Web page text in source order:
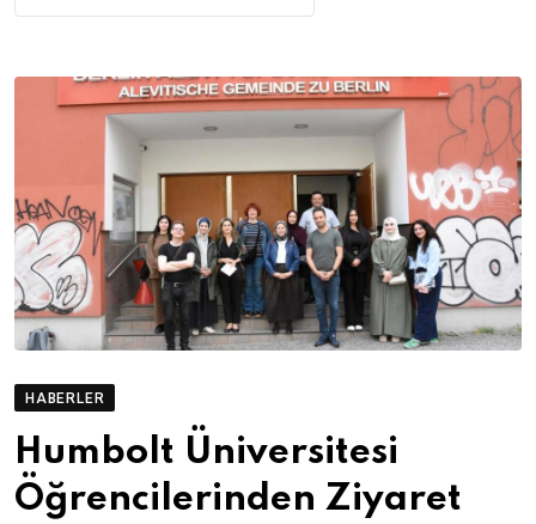
HABERLER
Humbolt Üniversitesi
Öğrencilerinden Ziyaret